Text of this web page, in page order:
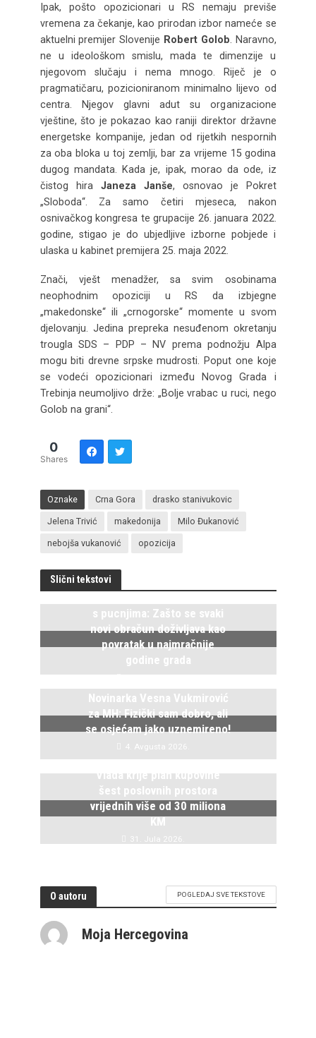
Ipak, pošto opozicionari u RS nemaju previše
vremena za čekanje, kao prirodan izbor nameće se
aktuelni premijer Slovenije Robert Golob . Naravno,
ne u ideološkom smislu, mada te dimenzije u
njegovom slučaju i nema mnogo. Riječ je o
pragmatičaru, pozicioniranom minimalno lijevo od
centra. Njegov glavni adut su organizacione
vještine, što je pokazao kao raniji direktor državne
energetske kompanije, jedan od rijetkih nespornih
za oba bloka u toj zemlji, bar za vrijeme 15 godina
dugog mandata. Kada je, ipak, morao da ode, iz
čistog hira Janeza Janše, osnovao je Pokret
„Sloboda“. Za samo četiri mjeseca, nakon
osnivačkog kongresa te grupacije 26. januara 2022.
godine, stigao je do ubjedljive izborne pobjede i
ulaska u kabinet premijera 25. maja 2022.
Znači, vješt menadžer, sa svim osobinama
neophodnim opoziciji u RS da izbjegne
„makedonske“ ili „crnogorske“ momente u svom
djelovanju. Jedina prepreka nesuđenom okretanju
trougla SDS – PDP – NV prema podnožju Alpa
mogu biti drevne srpske mudrosti. Poput one koje
se vodeći opozicionari između Novog Grada i
Trebinja neumoljivo drže: „Bolje vrabac u ruci, nego
Golob na grani“.
0
Shares
Oznake Crna Gora drasko stanivukovic
Jelena Trivić makedonija Milo Đukanović
nebojša vukanović opozicija
Slični tekstovi
s pucnjima: Zašto se svaki
novi obračun doživljava kao
povratak u najmračnije
godine grada
5. Avgusta 2026.
Novinarka Vesna Vukmirović
za MH: Fizički sam dobro, ali
se osjećam jako uznemireno!
4. Avgusta 2026.
Vlada krije plan kupovine
šest poslovnih prostora
vrijednih više od 30 miliona
KM
31. Jula 2026.
O autoru POGLEDAJ SVE TEKSTOVE
Moja Hercegovina